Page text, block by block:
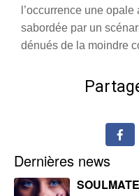
l’occurrence une
sabordée par un
dénués de la moindre
Dernières news